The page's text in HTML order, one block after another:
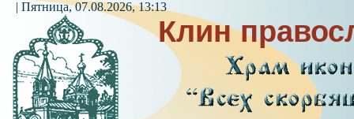
Клин
| Пятница, 07.08.2026, 13:13